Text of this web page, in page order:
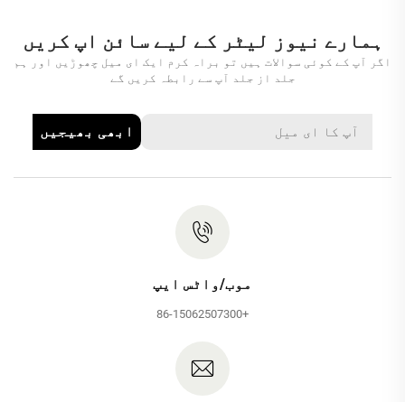
ہمارے نیوز لیٹر کے لیے سائن اپ کریں
اگر آپ کے کوئی سوالات ہیں تو براہ کرم ایک ای میل چھوڑیں اور ہم
جلد از جلد آپ سے رابطہ کریں گے
ابھی بھیجیں
موب/واٹس ایپ
+86-15062507300